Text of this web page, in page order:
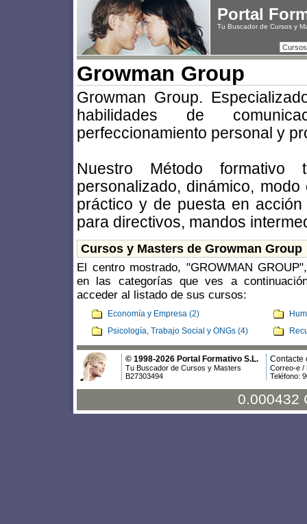
Portal
Tu Buscador de Cursos y
Growman Group
Growman Group.
habilidades de
perfeccionamiento personal y
Nuestro Método formativo
personalizado, dinámico,
práctico y de puesta en
para directivos, mandos
Cursos y Masters de Growman Group
El centro mostrado, "GROWMAN
en las categorías que ves a
acceder al listado de sus cursos:
Economía y Empresa (2)
Psicología, Trabajo Social y ONGs (4)
© 1998-2026 Portal Formativo S.L.
Tu Buscador de Cursos y Masters
B27303494
Contacte
Correo-e /
Teléfono:
0.000432